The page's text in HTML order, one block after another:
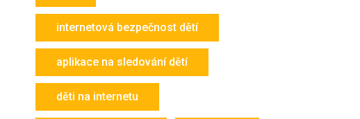
internetová bezpečnost dětí
aplikace na sledování dětí
děti na internetu